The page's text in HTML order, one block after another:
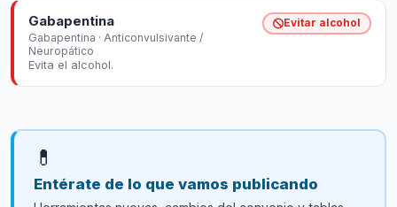
Gabapentina
Gabapentina · Anticonvulsivante /
Neuropático
Evitar alcohol
Evita el alcohol.
💊
Entérate de lo que vamos publicando